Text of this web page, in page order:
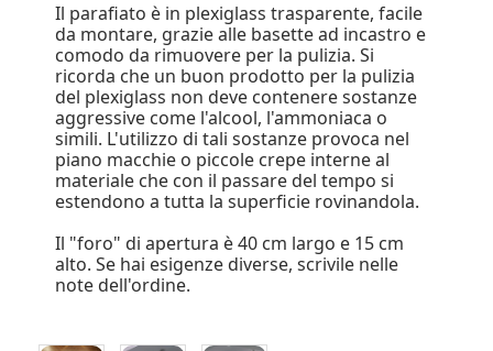
Il parafiato è in plexiglass trasparente, facile
da montare, grazie alle basette ad incastro e
comodo da rimuovere per la pulizia. Si
ricorda che un buon prodotto per la pulizia
del plexiglass non deve contenere sostanze
aggressive come l'alcool, l'ammoniaca o
simili. L'utilizzo di tali sostanze provoca nel
piano macchie o piccole crepe interne al
materiale che con il passare del tempo si
estendono a tutta la superficie rovinandola.
Il "foro" di apertura è 40 cm largo e 15 cm
alto. Se hai esigenze diverse, scrivile nelle
note dell'ordine.